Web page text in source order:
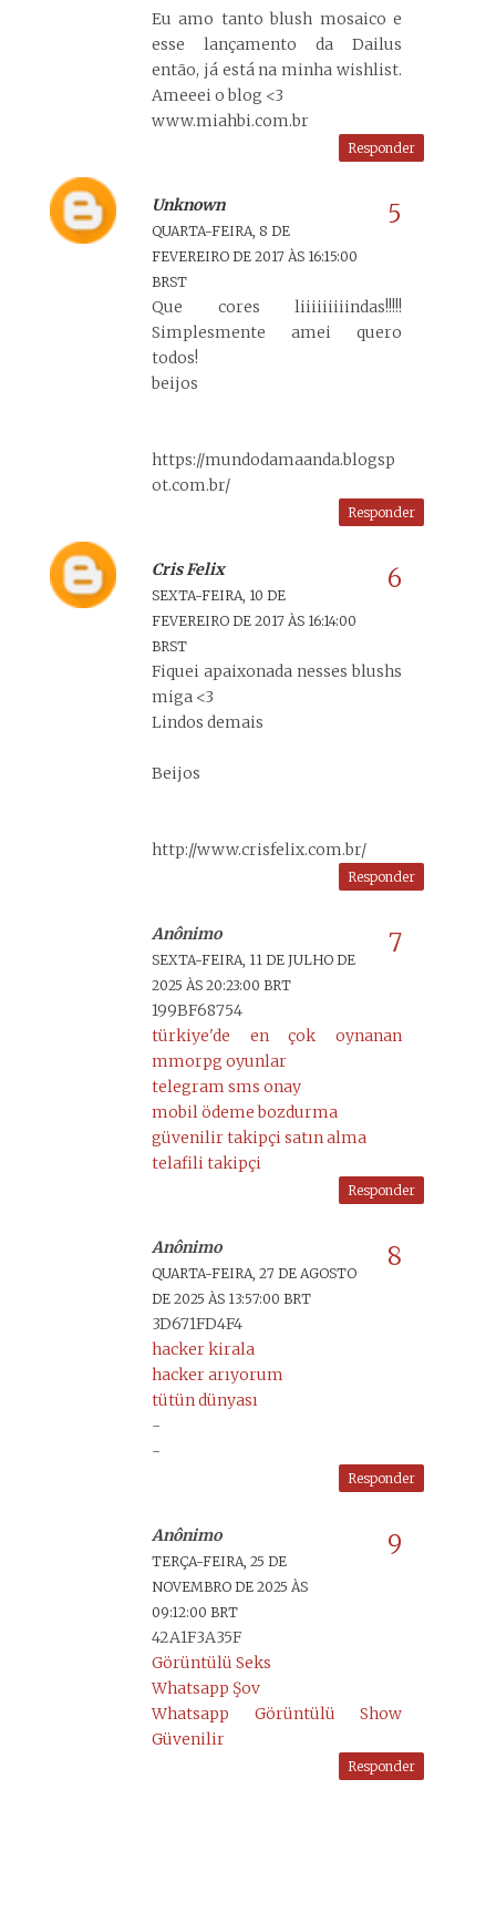
Eu amo tanto blush mosaico e
esse lançamento da Dailus
então, já está na minha wishlist.
Ameeei o blog <3
www.miahbi.com.br
Responder
Unknown
QUARTA-FEIRA, 8 DE
FEVEREIRO DE 2017 ÀS 16:15:00
BRST
Que cores liiiiiiiiindas!!!!!
Simplesmente amei quero
todos!
beijos
https://mundodamaanda.blogsp
ot.com.br/
Responder
Cris Felix
SEXTA-FEIRA, 10 DE
FEVEREIRO DE 2017 ÀS 16:14:00
BRST
Fiquei apaixonada nesses blushs
miga <3
Lindos demais
Beijos
http://www.crisfelix.com.br/
Responder
Anônimo
SEXTA-FEIRA, 11 DE JULHO DE
2025 ÀS 20:23:00 BRT
199BF68754
türkiye'de en çok oynanan
mmorpg oyunlar
telegram sms onay
mobil ödeme bozdurma
güvenilir takipçi satın alma
telafili takipçi
Responder
Anônimo
QUARTA-FEIRA, 27 DE AGOSTO
DE 2025 ÀS 13:57:00 BRT
3D671FD4F4
hacker kirala
hacker arıyorum
tütün dünyası
-
-
Responder
Anônimo
TERÇA-FEIRA, 25 DE
NOVEMBRO DE 2025 ÀS
09:12:00 BRT
42A1F3A35F
Görüntülü Seks
Whatsapp Şov
Whatsapp Görüntülü Show
Güvenilir
Responder